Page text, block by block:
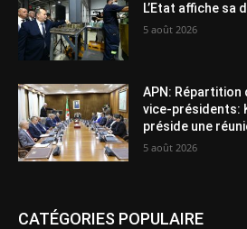
L’Etat affiche sa
5 août 2026
APN:
vice-présidents:
préside une
5 août 2026
CATÉGORIES POPULAIRE